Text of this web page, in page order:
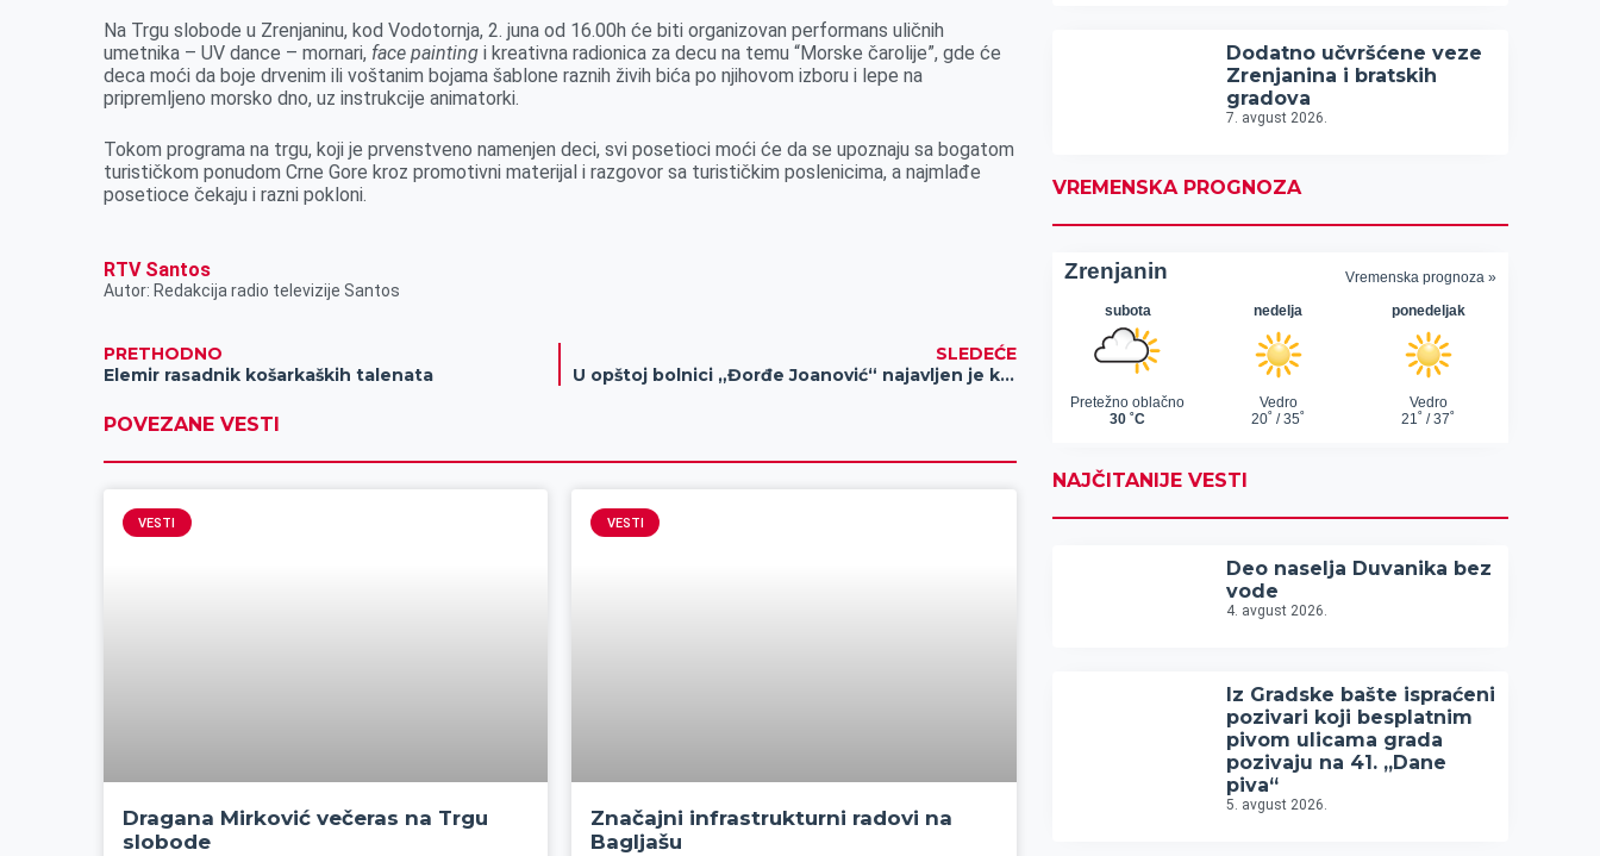
r
Na Trgu slobode u Zrenjaninu, kod Vodotornja, 2. juna od 16.00h će biti organizovan performans uličnih
umetnika – UV dance – mornari, face painting i kreativna radionica za decu na temu “Morske čarolije”, gde će
deca moći da boje drvenim ili voštanim bojama šablone raznih živih bića po njihovom izboru i lepe na
pripremljeno morsko dno, uz instrukcije animatorki.
Tokom programa na trgu, koji je prvenstveno namenjen deci, svi posetioci moći će da se upoznaju sa bogatom
turističkom ponudom Crne Gore kroz promotivni materijal i razgovor sa turističkim poslenicima, a najmlađe
posetioce čekaju i razni pokloni.
RTV Santos
Autor: Redakcija radio televizije Santos
PRETHODNO
Elemir rasadnik košarkaških talenata
SLEDEĆE
U opštoj bolnici „Đorđe Joanović“ najavljen je kontrolni skrining za starije od 65 godina
POVEZANE VESTI
VESTI
Dragana Mirković večeras na Trgu
slobode
VESTI
Značajni infrastrukturni radovi na
Bagljašu
Dodatno učvršćene veze
Zrenjanina i bratskih
gradova
7. avgust 2026.
VREMENSKA PROGNOZA
NAJČITANIJE VESTI
Deo naselja Duvanika bez
vode
4. avgust 2026.
Iz Gradske bašte ispraćeni
pozivari koji besplatnim
pivom ulicama grada
pozivaju na 41. „Dane
piva“
5. avgust 2026.